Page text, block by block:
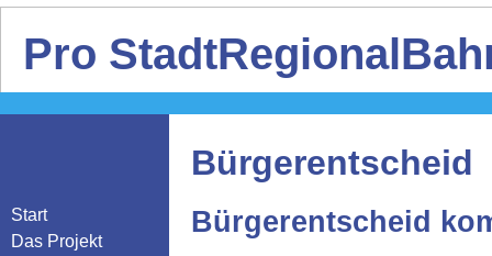
Pro
Start
Das Projekt
Bürgerentscheid
Bürgerentscheid